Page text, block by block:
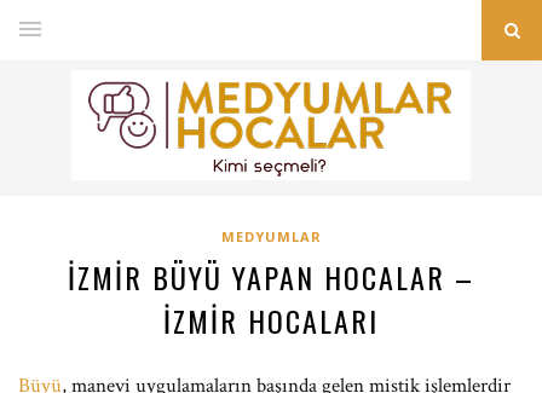
MEDYUMLAR
İZMIR BÜYÜ YAPAN HOCALAR –
İZMIR HOCALARI
Büyü, manevi uygulamaların başında gelen mistik işlemlerdir